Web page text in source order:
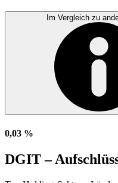
Im Vergleich zu
0,03 %
DGIT –